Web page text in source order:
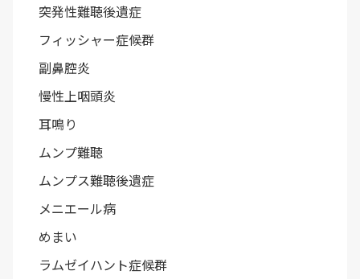
突発性難聴後遺症
フィッシャー症候群
副鼻腔炎
慢性上咽頭炎
耳鳴り
ムンプ難聴
ムンプス難聴後遺症
メニエール病
めまい
ラムゼイハント症候群